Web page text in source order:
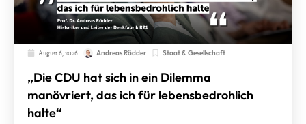
August 6, 2026 Andreas Rödder Staat & Gesellschaft
„Die CDU hat sich in ein Dilemma
manövriert, das ich für lebensbedrohlich
halte“